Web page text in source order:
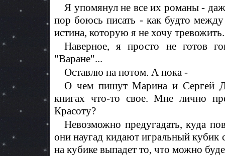
Я упомянул не все их романы -
пор боюсь писать - как будто между
истина, которую я не хочу тревожить.
Наверное, я просто не готов
"Варане"...
Оставлю на потом. А пока -
О чем пишут Марина и Сергей
книгах что-то свое. Мне лично
Красоту?
Невозможно предугадать, куда
они наугад кидают игральный
на кубике выпадет то, что можно